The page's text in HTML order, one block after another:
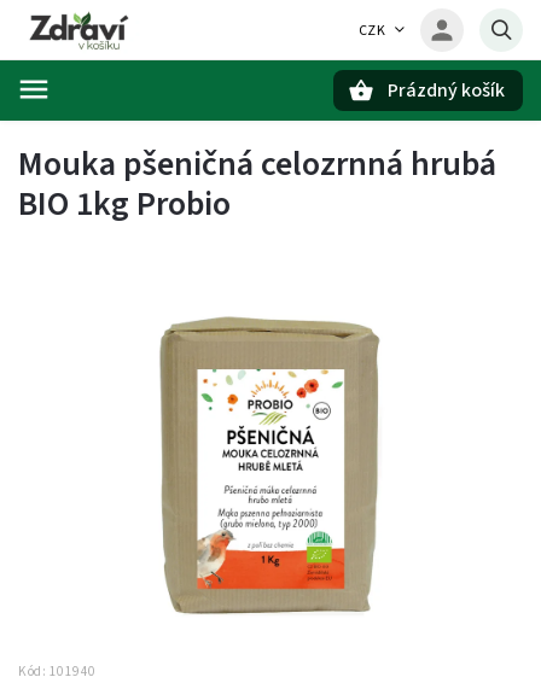
CZK
Prázdný košík
Mouka pšeničná celozrnná hrubá
BIO 1kg Probio
Kód: 101940